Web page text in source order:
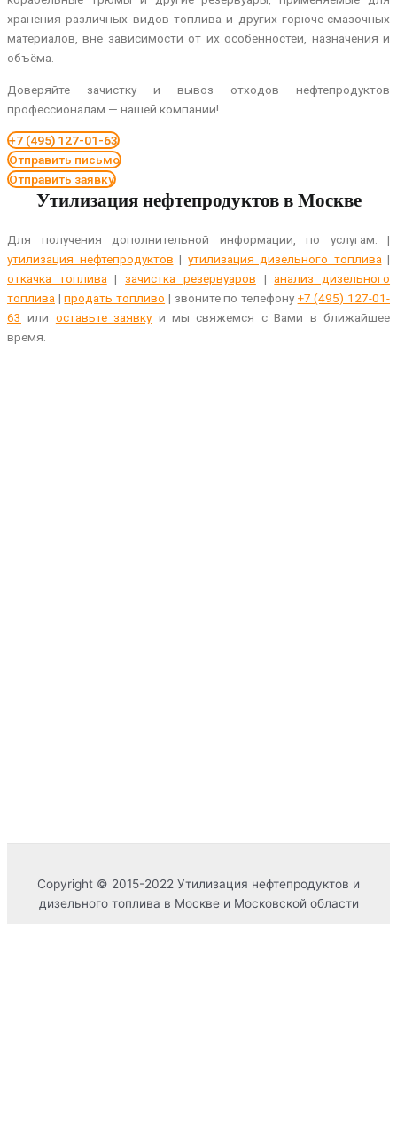
хранения различных видов топлива и других горюче-смазочных
материалов, вне зависимости от их особенностей, назначения и
объёма.
Доверяйте зачистку и вывоз отходов нефтепродуктов
профессионалам — нашей компании!
+7 (495) 127-01-63
Отправить письмо
Отправить заявку
Утилизация нефтепродуктов в Москве
Для получения дополнительной информации, по услугам: |
утилизация нефтепродуктов | утилизация дизельного топлива|
откачка топлива|зачистка резервуаров |анализ дизельного
топлива |продать топливо | звоните по телефону +7 (495) 127-01-
63 или оставьте заявкуи мы свяжемся с Вами в ближайшее
время.
Copyright © 2015-2022 Утилизация нефтепродуктов и
дизельного топлива в Москве и Московской области